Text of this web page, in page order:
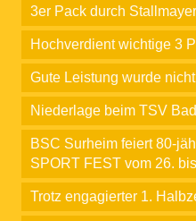
3er Pack durch Stallmayer
Hochverdient wichtige 3
Gute Leistung wurde
Niederlage beim TSV
BSC Surheim feiert 80-
SPORT FEST vom 26.
Trotz engagierter 1.